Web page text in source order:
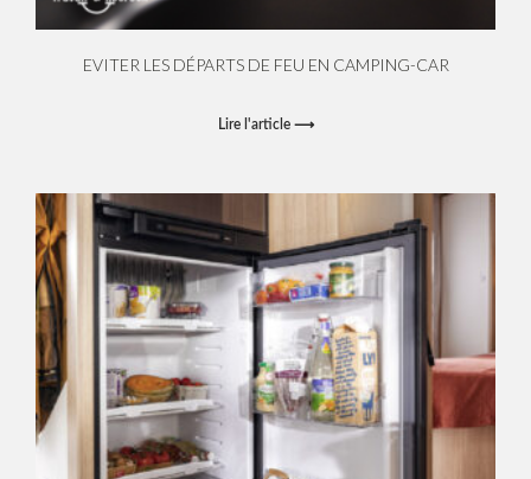
EVITER LES DÉPARTS DE FEU EN CAMPING-CAR
Lire l'article ⟶